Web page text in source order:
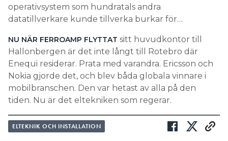
operativsystem som hundratals andra
datatillverkare kunde tillverka burkar för…
NU NÄR FERROAMP FLYTTAT sitt huvudkontor till
Hallonbergen är det inte långt till Rotebro där
Enequi residerar. Prata med varandra. Ericsson och
Nokia gjorde det, och blev båda globala vinnare i
mobilbranschen. Den var hetast av alla på den
tiden. Nu är det eltekniken som regerar.
ELTEKNIK OCH INSTALLATION